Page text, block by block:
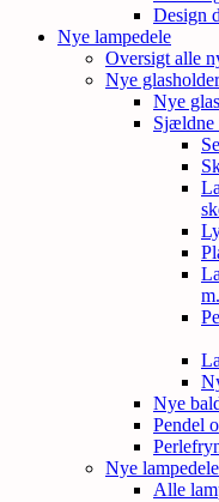
Design
Nye lampedele
Oversigt alle
Nye
Nye
Sjældne
Nye
Pendel
Nye
Alle